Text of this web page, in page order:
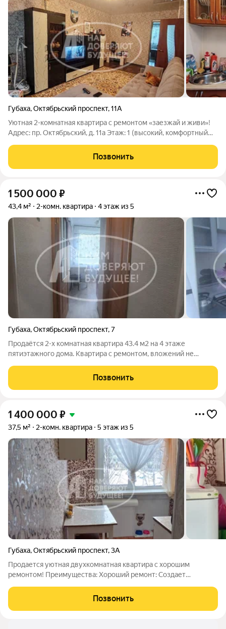
Губаха,Октябрьский проспект,11А
Уютная 2-комнатная квартира с ремонтом «заезжай и живи»!
Адрес: пр. Октябрьский, д. 11а Этаж: 1 (высокий, комфортный
коляской!) Ищете жилье, в которое не нужно вкладывать кучу
денег, сил и
Позвонить
1 500 000 ₽
43,4 м² 2-комн. квартира 4 этаж из 5
Губаха,Октябрьский проспект,7
Продаётся 2-х комнатная квартира 43.4 м2 на 4 этаже
пятиэтажного дома. Квартира с ремонтом, вложений не
Межкомнатные двери новые. Входная дверь новая. Квартира
светлая, тёплая. При продаже остаётся вся
Позвонить
1 400 000 ₽
37,5 м² 2-комн. квартира 5 этаж из 5
Губаха,Октябрьский проспект,3А
Продается уютная двухкомнатная квартира с хорошим
ремонтом! Преимущества: Хороший ремонт: Создает
коридоре: Стильный и современный дизайн. Застекленный
балкон: Дополнительное пространство для
Позвонить